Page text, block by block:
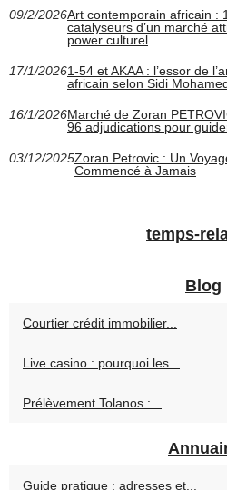
09/2/2026Art contemporain africain :
catalyseurs d’un marché
power culturel
17/1/20261-54 et AKAA : l’essor de
africain selon Sidi
16/1/2026Marché de Zoran
96 adjudications pour
03/12/2025Zoran Petrovic : Un
Commencé à Jamais
temps-
Blog
Courtier crédit immobilier...
Live casino : pourquoi les...
Prélèvement Tolanos :...
Guide pratique : adresses et...